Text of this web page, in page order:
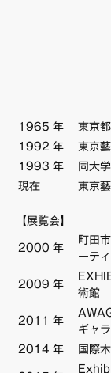
1965 年
東京
1992 年
東京
1993 年
同大
現在
東京
【展覧会】
2000 年
町田
ーテ
2009 年
術館
2011 年
ギャ
2014 年 国際